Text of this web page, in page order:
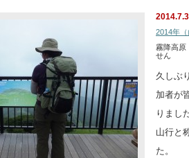
2014年（
霧降高
せん
久しぶ
加者が
りまし
山行と
た。